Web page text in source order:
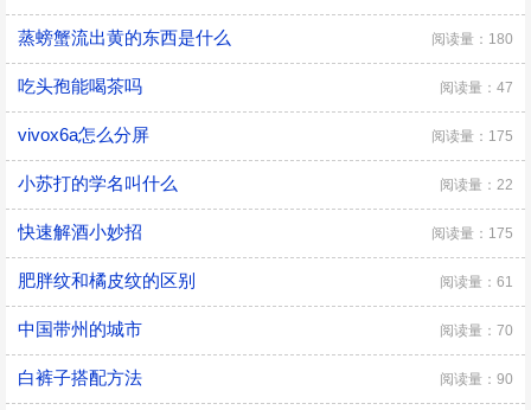
蒸螃蟹流出黄的东西是什么 阅读量：180
吃头孢能喝茶吗 阅读量：47
vivox6a怎么分屏 阅读量：175
小苏打的学名叫什么 阅读量：22
快速解酒小妙招 阅读量：175
肥胖纹和橘皮纹的区别 阅读量：61
中国带州的城市 阅读量：70
白裤子搭配方法 阅读量：90